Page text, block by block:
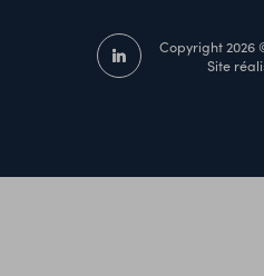
Copyright 2026
Site